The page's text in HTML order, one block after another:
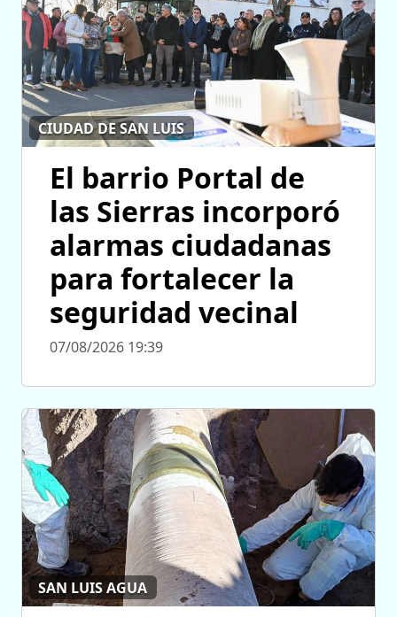
CIUDAD DE SAN LUIS
El barrio Portal de
las Sierras incorporó
alarmas ciudadanas
para fortalecer la
seguridad vecinal
07/08/2026 19:39
SAN LUIS AGUA